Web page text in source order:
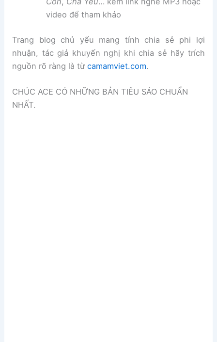
video để tham khảo
Trang blog chủ yếu mang tính chia sẻ phi lợi
nhuận, tác giả khuyến nghị khi chia sẻ hãy trích
nguồn rõ ràng là từcamamviet.com.
CHÚC ACE CÓ NHỮNG BẢN TIÊU SÁO CHUẨN
NHẤT.